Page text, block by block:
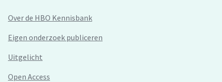
Over de HBO Kennisbank
Eigen onderzoek publiceren
Uitgelicht
Open Access